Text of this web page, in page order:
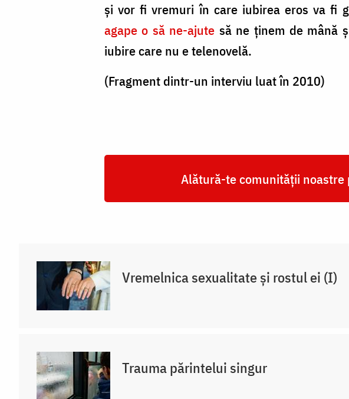
și vor fi vremuri în care iubirea eros va fi
agape o să ne-ajute să ne ținem de mână
iubire care nu e telenovelă.
(Fragment dintr-un interviu luat în 2010)
Alătură-te comunității noastre
Vremelnica sexualitate și rostul ei (I)
Trauma părintelui singur